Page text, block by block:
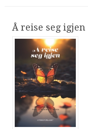
Å reise seg igjen